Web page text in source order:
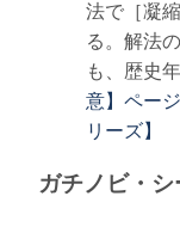
法で［凝
る。解法
も、歴史
意】ペー
リーズ】
ガチノビ・